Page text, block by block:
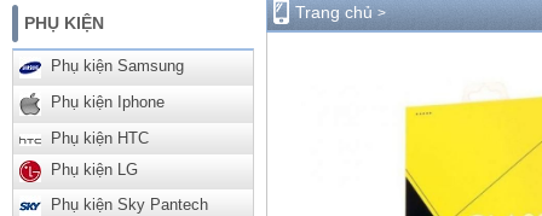
PHỤ KIỆN
Phụ kiện Samsung
Phụ kiện Iphone
Phụ kiện HTC
Phụ kiện LG
Phụ kiện Sky Pantech
Trang chủ >